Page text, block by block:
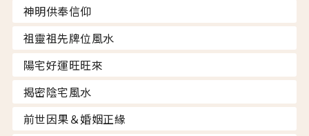
神明供奉信仰
祖靈祖先牌位風水
陽宅好運旺旺來
揭密陰宅風水
前世因果＆婚姻正緣